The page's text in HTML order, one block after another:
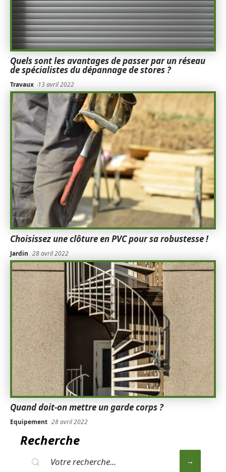
Quels sont les avantages de passer par un réseau
de spécialistes du dépannage de stores ?
Travaux 13 avril 2022
Choisissez une clôture en PVC pour sa robustesse !
Jardin 28 avril 2022
Quand doit-on mettre un garde corps ?
Equipement 28 avril 2022
Recherche